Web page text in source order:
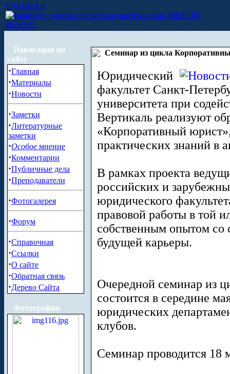
ГЛАВНАЯ
МЫСЛИ
ВСЛУХ
Навигация по
сайту
·Главная
·Материалы
·Новости
·Заметки
·Литературные
заметки
·Особое мнение
·Комментарии
·Публичные дела
·Преподаватели
·Фотогалерея
·Форум
·Справочная
·Ссылки
·О сайте
·Обратная связь
·Дерево Сайта
Фотографии
Cеминар из цикла
Юридический
факультет Санкт-
университета при
Вертикаль реализуют
«Корпоративный
практических знаний в
В рамках проекта
российских и
юридического
правовой работы в той
собственным опытом со
будущей карьеры.
Очередной семинар из
состоится в середине
юридических
клубов.
Семинар проводится 18